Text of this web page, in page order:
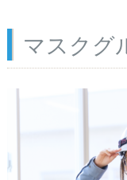
マスクグ